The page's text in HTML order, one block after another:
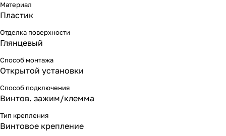
Материал
Пластик
Отделка поверхности
Глянцевый
Способ монтажа
Открытой установки
Способ подключения
Винтов. зажим/клемма
Тип крепления
Винтовое крепление